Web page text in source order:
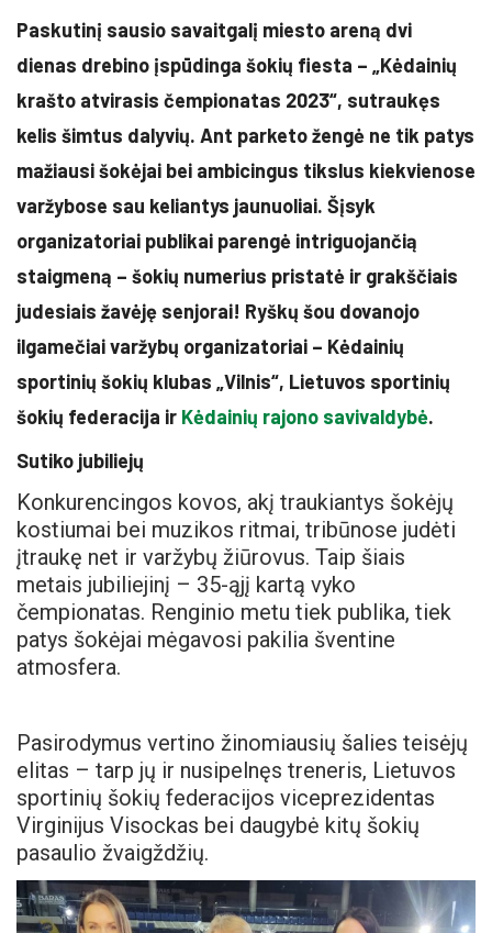
Paskutinį sausio savaitgalį miesto areną dvi
dienas drebino įspūdinga šokių fiesta – „Kėdainių
krašto atvirasis čempionatas 2023“, sutraukęs
kelis šimtus dalyvių. Ant parketo žengė ne tik patys
mažiausi šokėjai bei ambicingus tikslus kiekvienose
varžybose sau keliantys jaunuoliai. Šįsyk
organizatoriai publikai parengė intriguojančią
staigmeną – šokių numerius pristatė ir grakščiais
judesiais žavėję senjorai! Ryškų šou dovanojo
ilgamečiai varžybų organizatoriai – Kėdainių
sportinių šokių klubas „Vilnis“, Lietuvos sportinių
šokių federacija ir Kėdainių rajono savivaldybė.
Sutiko jubiliejų
Konkurencingos kovos, akį traukiantys šokėjų
kostiumai bei muzikos ritmai, tribūnose judėti
įtraukę net ir varžybų žiūrovus. Taip šiais
metais jubiliejinį – 35-ąjį kartą vyko
čempionatas. Renginio metu tiek publika, tiek
patys šokėjai mėgavosi pakilia šventine
atmosfera.
Pasirodymus vertino žinomiausių šalies teisėjų
elitas – tarp jų ir nusipelnęs treneris, Lietuvos
sportinių šokių federacijos viceprezidentas
Virginijus Visockas bei daugybė kitų šokių
pasaulio žvaigždžių.